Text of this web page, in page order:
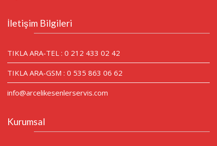
İletişim Bilgileri
TIKLA ARA-TEL : 0 212 433 02 42
TIKLA ARA-GSM : 0 535 863 06 62
info@arcelikesenlerservis.com
Kurumsal